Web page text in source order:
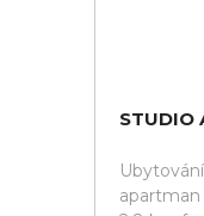
STUDIO
apartman